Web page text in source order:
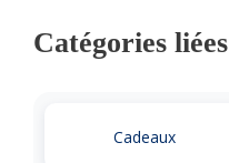
Catégories liées
Cadeaux